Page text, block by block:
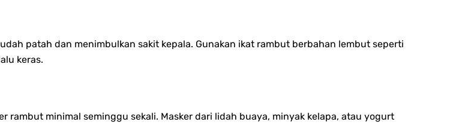
patah dan menimbulkan sakit kepala. Gunakan ikat rambut berbahan lembut seperti
keras.
rambut minimal seminggu sekali. Masker dari lidah buaya, minyak kelapa, atau yogurt